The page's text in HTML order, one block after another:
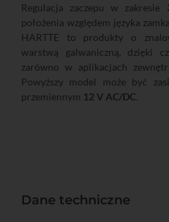
Regulacja zaczepu w zakresie
położenia względem języka
HARTTE to produkty o
warstwą galwaniczną, dzięki
zarówno w aplikacjach
Powyższy model może być
przemiennym 12 V AC/DC.
Dane techniczne